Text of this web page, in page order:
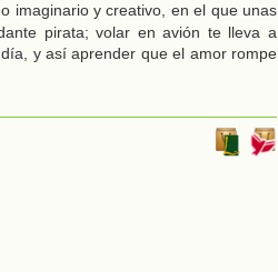
imaginario y creativo, en el que unas
pirata; volar en avión te lleva a
y así aprender que el amor rompe